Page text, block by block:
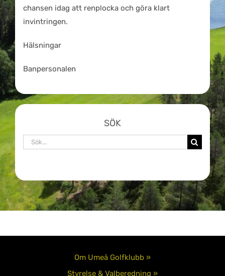
chansen idag att renplocka och göra klart
invintringen.
Hälsningar
Banpersonalen
SÖK
Sök
Om Umeå Golfklubb »
Styrelse & Valberedning »